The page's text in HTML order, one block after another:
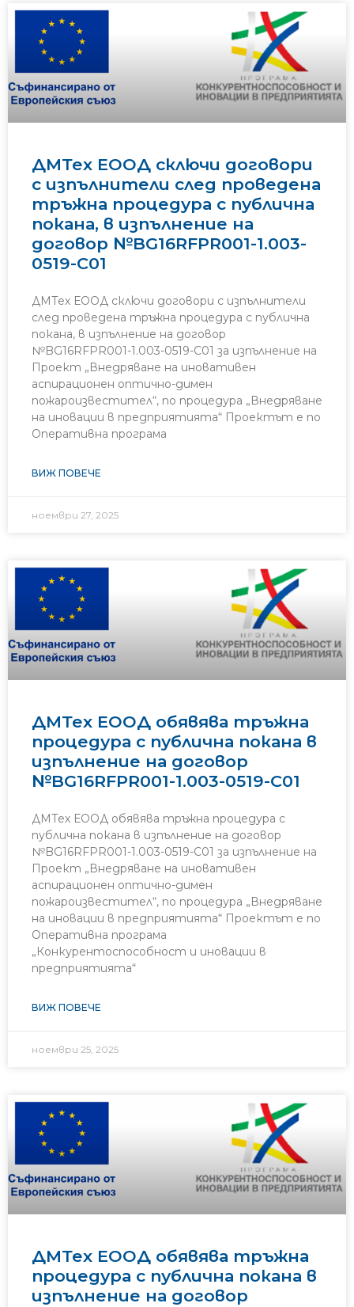
ДМТех ЕООД сключи договори
с изпълнители след проведена
тръжна процедура с публична
покана, в изпълнение на
договор №BG16RFPR001-1.003-
0519-C01
ДМТех ЕООД сключи договори с изпълнители
след проведена тръжна процедура с публична
покана, в изпълнение на договор
№BG16RFPR001-1.003-0519-C01 за изпълнение на
Проект „Внедряване на иновативен
аспирационен оптично-димен
пожароизвестител“, по процедура „Внедряване
на иновации в предприятията“ Проектът е по
Оперативна програма
ВИЖ ПОВЕЧЕ
ноември 27, 2025
ДМТех ЕООД обявява тръжна
процедура с публична покана в
изпълнение на договор
№BG16RFPR001-1.003-0519-C01
ДМТех ЕООД обявява тръжна процедура с
публична покана в изпълнение на договор
№BG16RFPR001-1.003-0519-C01 за изпълнение на
Проект „Внедряване на иновативен
аспирационен оптично-димен
пожароизвестител“, по процедура „Внедряване
на иновации в предприятията“ Проектът е по
Оперативна програма
„Конкурентоспособност и иновации в
предприятията“
ВИЖ ПОВЕЧЕ
ноември 25, 2025
ДМТех ЕООД обявява тръжна
процедура с публична покана в
изпълнение на договор